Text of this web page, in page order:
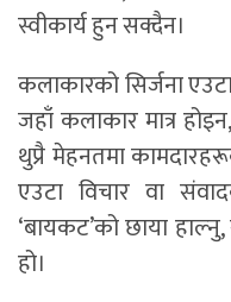
स्वीकार्य हुन सक्दैन।
कलाकारको सिर्जना
जहाँ कलाकार मात्र
थुप्रै मेहनतमा
एउटा विचार वा
‘बायकट’को छाया
हो।